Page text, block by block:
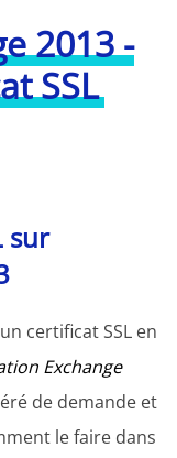
2013 -
SSL
sur
certificat SSL en
Exchange
de demande et
le faire dans